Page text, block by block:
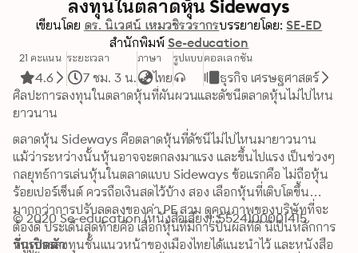
ลงทุนในตลาดหุ้น Sideways
เขียนโดย ดร. นิเวศน์ เหมวชิรวรากรบรรยายโดย: SE-ED
สำนักพิมพ์ Se-education
21 คะแนน
4.6
ระยะเวลา
7 ชม. 3 น.
ภาษา
ไทย
รูปแบบคอลเลกชัน
ธุรกิจ เศรษฐศาสตร์
ศิลปะการลงทุนในตลาดหุ้นที่ผันผวนและดัชนีตลาดหุ้นไม่ไปไหน
ยาวนาน
ตลาดหุ้น Sideways คือตลาดหุ้นที่ดัชนีไม่ไปไหนมายาวนาน
แม้ว่าระหว่างนั้นหุ้นอาจจะตกลงมาแรง และขึ้นไปแรง เป็นช่วงๆ
กลยุทธ์การเล่นหุ้นในตลาดแบบ Sideways ข้อแรกคือ ไม่ถือหุ้น
ร้อยเปอร์เซ็นต์ ควรถือเงินสดไว้บ้าง สอง เลือกหุ้นที่เติบโตขึ้น
มากกว่าการปรับลดลงของค่า PE สาม ดูคุณภาพของบริษัทที่จะ
ต้องดี ประเด็นสุดท้ายคือ เลือกหุ้นที่มีการปันผลที่ดี นี่เป็นหลักการ
ที่กูรูการลงทุนชั้นแนวหน้าของเมืองไทยได้แนะนำไว้ และหนังสือ
© 2020 Se-education (หนังสือเสียง): 5524100001415
วันเปิดตัว